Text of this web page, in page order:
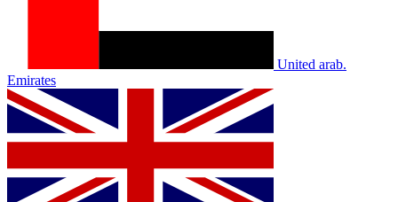
United arab.
Emirates